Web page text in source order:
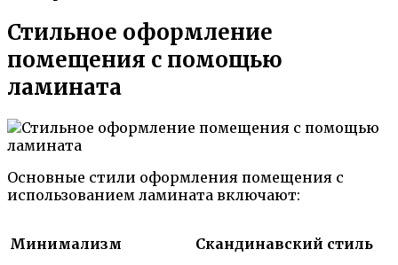
Стильное оформление
помещения с помощью
ламината
Основные стили оформления помещения с
использованием ламината включают:
Минимализм
Скандинавский стиль